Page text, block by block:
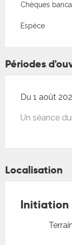
Chèques
Espèce
Périodes
Du 1 août
Un séance
Localisation
Initiation